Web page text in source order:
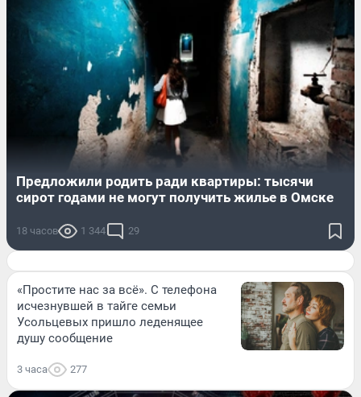
Предложили родить ради квартиры: тысячи
сирот годами не могут получить жилье в Омске
18 часов 1 344 29
«Простите нас за всё». С телефона
исчезнувшей в тайге семьи
Усольцевых пришло леденящее
душу сообщение
3 часа 277